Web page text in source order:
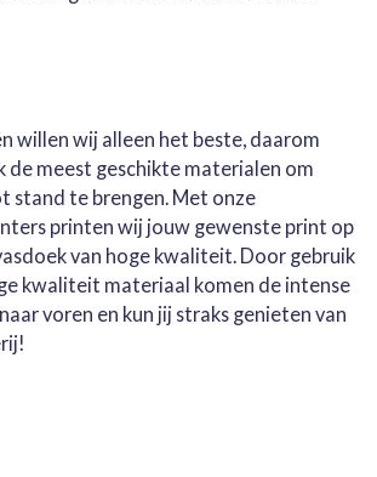
willen wij alleen het beste, daarom
de meest geschikte materialen om
stand te brengen. Met onze
printen wij jouw gewenste print op
van hoge kwaliteit. Door gebruik
kwaliteit materiaal komen de intense
voren en kun jij straks genieten van